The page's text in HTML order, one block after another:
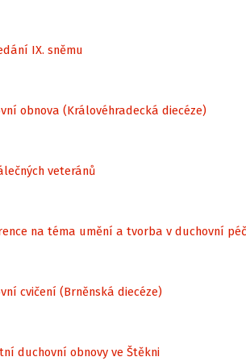
IX. sněmu
obnova (Královéhradecká diecéze)
veteránů
na téma umění a tvorba v duchovní
cvičení (Brněnská diecéze)
duchovní obnovy ve Štěkni